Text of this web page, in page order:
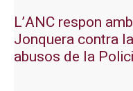
L’ANC respon
Jonquera contra
abusos de la